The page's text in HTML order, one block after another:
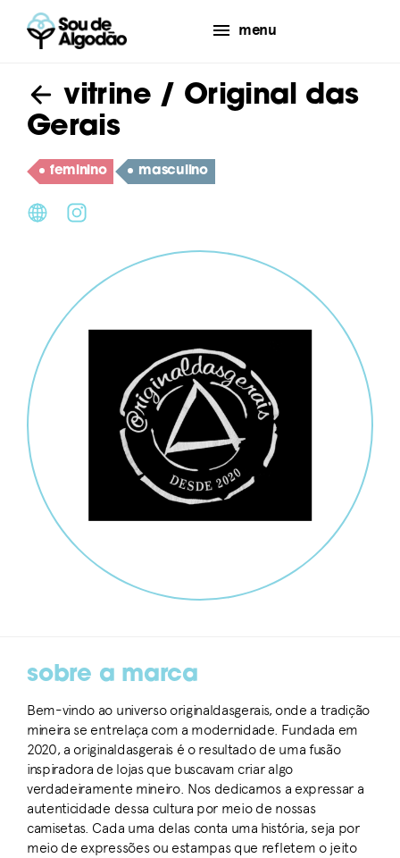
menu
vitrine/ Original das
Gerais
feminino masculino
sobre a marca
Bem-vindo ao universo originaldasgerais, onde a tradição
mineira se entrelaça com a modernidade. Fundada em
2020, a originaldasgerais é o resultado de uma fusão
inspiradora de lojas que buscavam criar algo
verdadeiramente mineiro. Nos dedicamos a expressar a
autenticidade dessa cultura por meio de nossas
camisetas. Cada uma delas conta uma história, seja por
meio de expressões ou estampas que refletem o jeito